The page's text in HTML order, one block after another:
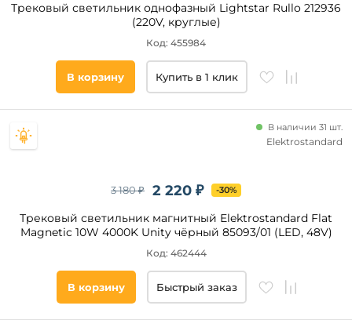
Трековый светильник однофазный Lightstar Rullo 212936
(220V, круглые)
Код: 455984
В корзину Купить в 1 клик
2 220 ₽
3 180 ₽ -30%
Трековый светильник магнитный Elektrostandard Flat
Magnetic 10W 4000K Unity чёрный 85093/01 (LED, 48V)
В наличии 31 шт.
Код: 462444
Elektrostandard
В корзину Быстрый заказ